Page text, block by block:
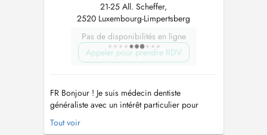
21-25 All. Scheffer,
2520 Luxembourg-Limpertsberg
Pas de disponibilités en ligne
Appeler pour prendre RDV
FR Bonjour ! Je suis médecin dentiste
généraliste avec un intérêt particulier pour
l'endodontie ainsi qu'une formation continue
approfondie dans ce domaine. Mon objectif
Tout voir